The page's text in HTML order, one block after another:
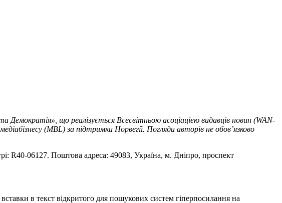
що реалізується Всесвітньою асоціацією видавців новин (WAN-
(MBL) за підтримки Норвегії. Погляди авторів не обов’язково
R40-06127. Поштова адреса: 49083, Україна, м. Дніпро, проспект
в текст відкритого для пошукових систем гіперпосилання на